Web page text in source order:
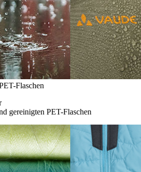
Flaschen
gereinigten PET-Flaschen